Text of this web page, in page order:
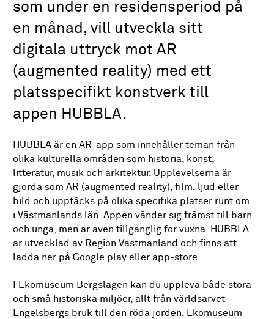
som under en residensperiod på
en månad, vill utveckla sitt
digitala uttryck mot AR
(augmented reality) med ett
platsspecifikt konstverk till
appen HUBBLA.
HUBBLA är en AR-app som innehåller teman från
olika kulturella områden som historia, konst,
litteratur, musik och arkitektur. Upplevelserna är
gjorda som AR (augmented reality), film, ljud eller
bild och upptäcks på olika specifika platser runt om
i Västmanlands län. Appen vänder sig främst till barn
och unga, men är även tillgänglig för vuxna. HUBBLA
är utvecklad av Region Västmanland och finns att
ladda ner på Google play eller app-store.
I Ekomuseum Bergslagen kan du uppleva både stora
och små historiska miljöer, allt från världsarvet
Engelsbergs bruk till den röda jorden. Ekomuseum